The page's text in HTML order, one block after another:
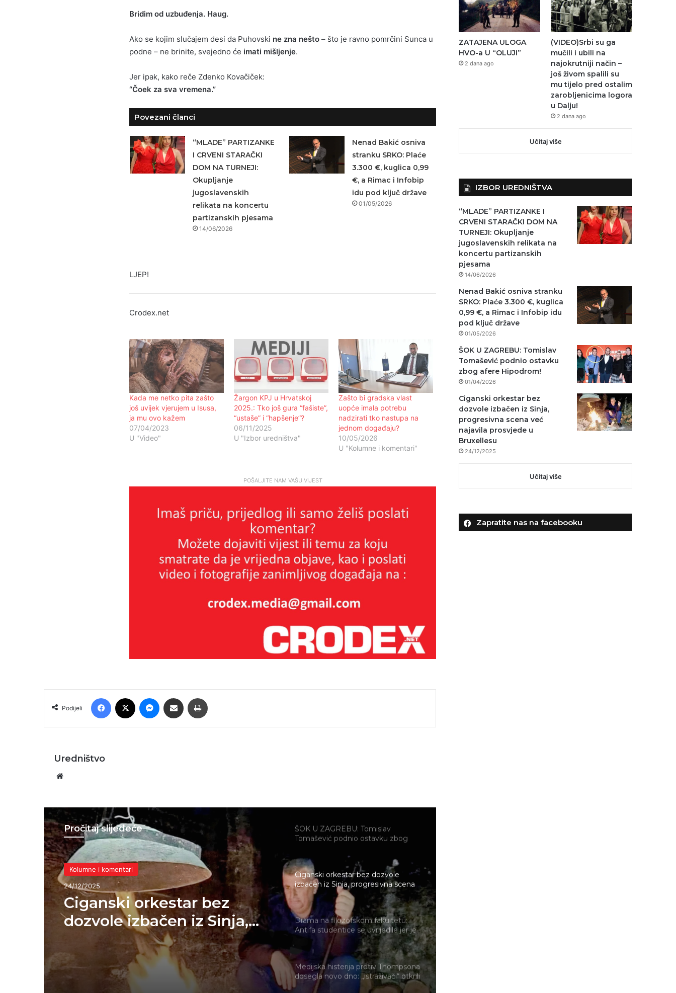
Bridim od uzbuđenja. Haug.
Ako se kojim slučajem desi da Puhovski ne zna nešto – što je ravno pomrčini Sunca u
podne – ne brinite, svejedno će imati mišljenje.
Jer ipak, kako reče Zdenko Kovačiček:
“Čoek za sva vremena.”
Povezani članci
“MLADE” PARTIZANKE
I CRVENI STARAČKI
DOM NA TURNEJI:
Okupljanje
jugoslavenskih
relikata na koncertu
partizanskih pjesama
14/06/2026
Nenad Bakić osniva
stranku SRKO: Plaće
3.300 €, kuglica 0,99
€, a Rimac i Infobip
idu pod ključ države
01/05/2026
LJEP!
Crodex.net
Kada me netko pita zašto
još uvijek vjerujem u Isusa,
ja mu ovo kažem
07/04/2023
U "Video"
Žargon KPJ u Hrvatskoj
2025.: Tko još gura “fašiste”,
“ustaše” i “hapšenje”?
06/11/2025
U "Izbor uredništva"
Zašto bi gradska vlast
uopće imala potrebu
nadzirati tko nastupa na
jednom događaju?
10/05/2026
U "Kolumne i komentari"
POŠALJITE NAM VAŠU VIJEST
Podijeli
Facebook Messenger
Podijeli putem E-maila
Uredništvo
Pročitaj slijedeće
Kolumne i komentari
24/12/2025
Ciganski orkestar bez
dozvole izbačen iz Sinja,
progresivna scena već
najavila prosvjede u
Bruxellesu
Marijana Puljak opet u akciji – ovaj
put protiv Torcide s fotoaparatom i
Ako Tomašević zabrani
Thompsonov koncert – narod će
Papa u pohodu Hrvatskoj i BiH :
ŠOK U ZAGREBU: Tomislav
Tomašević podnio ostavku zbog
Ciganski orkestar bez dozvole
izbačen iz Sinja, progresivna scena
već najavila prosvjede u Bruxellesu
Drama na filozofskom fakultetu:
Antifa studentice se uvrijedile jer je
profesor rekao da je Maja Sever
ljepša od njih – najavile novi marš
Medijska histerija protiv Thompsona
dosegla novo dno: „istraživači“ otkrili
dva objekta u Čavoglavama
ZATAJENA ULOGA
HVO-a U “OLUJI”
2 dana ago
(VIDEO)Srbi su ga
mučili i ubili na
najokrutniji način –
još živom spalili su
mu tijelo pred ostalim
zarobljenicima logora
u Dalju!
2 dana ago
Učitaj više
IZBOR UREDNIŠTVA
“MLADE” PARTIZANKE I
CRVENI STARAČKI DOM NA
TURNEJI: Okupljanje
jugoslavenskih relikata na
koncertu partizanskih
pjesama
14/06/2026
Nenad Bakić osniva stranku
SRKO: Plaće 3.300 €, kuglica
0,99 €, a Rimac i Infobip idu
pod ključ države
01/05/2026
ŠOK U ZAGREBU: Tomislav
Tomašević podnio ostavku
zbog afere Hipodrom!
01/04/2026
Ciganski orkestar bez
dozvole izbačen iz Sinja,
progresivna scena već
najavila prosvjede u
Bruxellesu
24/12/2025
Učitaj više
Zapratite nas na facebooku